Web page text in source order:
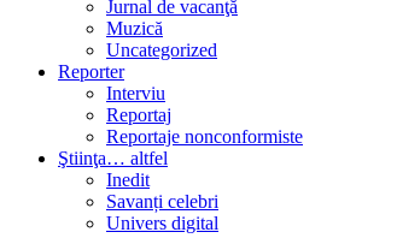
Jurnal de vacanţă
Muzică
Uncategorized
Reporter
Interviu
Reportaj
Reportaje nonconformiste
Ştiinţa… altfel
Inedit
Savanți celebri
Univers digital